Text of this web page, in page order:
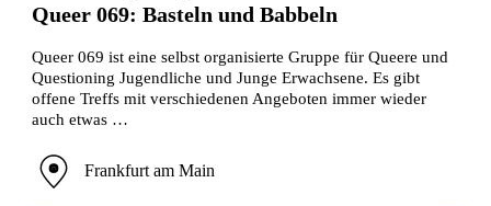
Queer 069: Basteln und Babbeln
Queer 069 ist eine selbst organisierte Gruppe für Queere und
Questioning Jugendliche und Junge Erwachsene. Es gibt
offene Treffs mit verschiedenen Angeboten immer wieder
auch etwas …
Frankfurt am Main